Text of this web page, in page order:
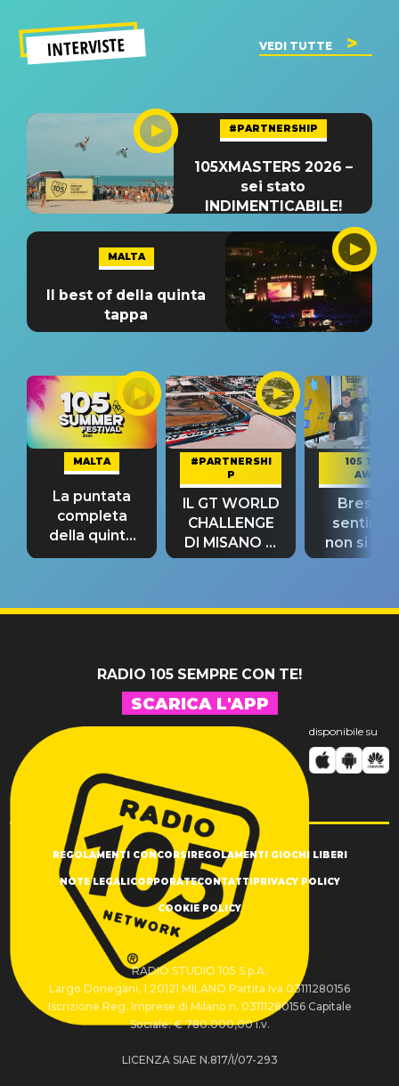
INTERVISTE VEDI TUTTE
#PARTNERSHIP
105XMASTERS 2026 –
sei stato
INDIMENTICABILE!
MALTA
Il best of della quinta
tappa
MALTA
La puntata
completa
della quinta
tappa
#PARTNERSHI
P
IL GT WORLD
CHALLENGE
DI MISANO si
riconferma
105 TAKE
AWAY
Bresh:
non si
fino alla
RADIO 105 SEMPRE CON TE!
SCARICA L'APP
disponibile su
REGOLAMENTI CONCORSIREGOLAMENTI GIOCHI LIBERI
NOTE LEGALICORPORATECONTATTIPRIVACY POLICY
COOKIE POLICY
RADIO STUDIO 105 S.p.A.
Largo Donegani, 1 20121 MILANO Partita Iva 03111280156
Iscrizione Reg. Imprese di Milano n. 03111280156 Capitale
Sociale: € 780.000,00 i.v.
LICENZA SIAE N.817/I/07-293